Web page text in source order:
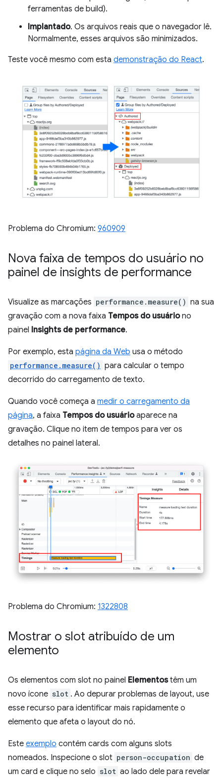
ferramentas de build).
Implantado. Os arquivos reais que o navegador lê.
Normalmente, esses arquivos são minimizados.
Teste você mesmo com esta demonstração do React.
Problema do Chromium: 960909
Nova faixa de tempos do usuário no
painel de insights de performance
Visualize as marcações performance.measure() na sua
gravação com a nova faixa Tempos do usuáriono
painel Insights de performance.
Por exemplo, esta página da Web usa o método
performance.measure() para calcular o tempo
decorrido do carregamento de texto.
Quando você começa a medir o carregamento da
página, a faixa Tempos do usuárioaparece na
gravação. Clique no item de tempos para ver os
detalhes no painel lateral.
Problema do Chromium: 1322808
Mostrar o slot atribuído de um
elemento
Os elementos com slot no painel Elementostêm um
novo ícone slot . Ao depurar problemas de layout, use
esse recurso para identificar mais rapidamente o
elemento que afeta o layout do nó.
Este exemplo contém cards com alguns slots
nomeados. Inspecione o slot person-occupation de
um card e clique no selo slot ao lado dele para revelar